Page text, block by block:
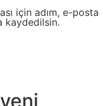
için adım, e-posta
kaydedilsin.